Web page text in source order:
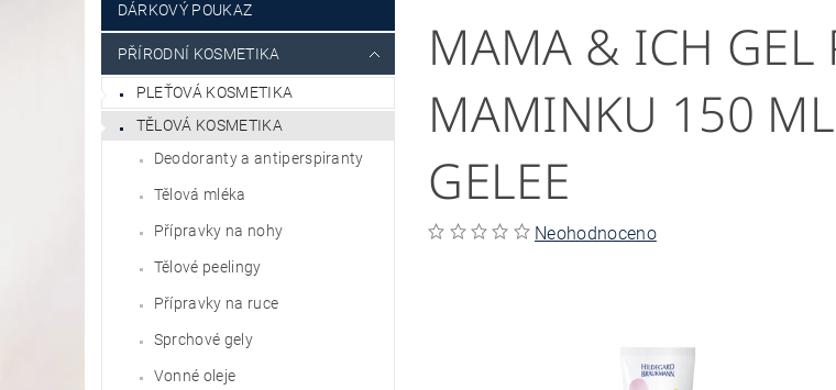
DÁRKOVÝ POUKAZ
PŘÍRODNÍ KOSMETIKA
PLEŤOVÁ KOSMETIKA
TĚLOVÁ KOSMETIKA
Deodoranty a antiperspiranty
Tělová mléka
Přípravky na nohy
Tělové peelingy
Přípravky na ruce
Sprchové gely
Vonné oleje
MAMA & ICH GEL
MAMINKU 150
GELEE
Neohodnoceno